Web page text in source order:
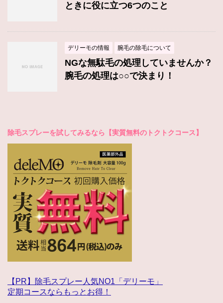
ときに役に立つ6つのこと
デリーモの情報 腕毛の除毛について
NGな無駄毛の処理していませんか？
腕毛の処理は○○で決まり！
除毛スプレーを試してみるなら【実質無料のトクトクコース】
【PR】除毛スプレー人気NO1「デリーモ」
定期コースならもっとお得！